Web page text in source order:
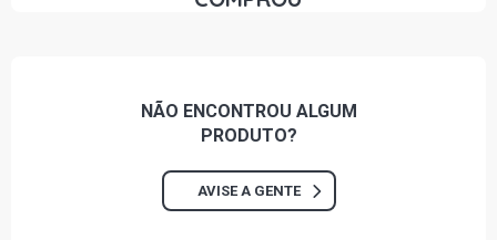
NÃO ENCONTROU ALGUM
PRODUTO?
AVISE A GENTE